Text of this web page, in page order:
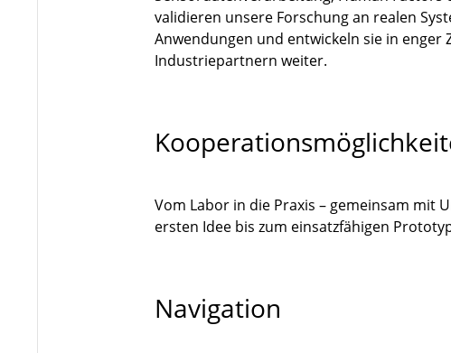
validieren unsere Forschung an realen
Anwendungen und entwickeln sie in enger
Industriepartnern weiter.
Vom Labor in die Praxis – gemeinsam mit
ersten Idee bis zum einsatzfähigen
Navigation